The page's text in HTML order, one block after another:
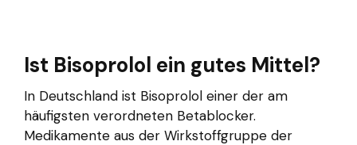
Ist Bisoprolol ein gutes Mittel?
In Deutschland ist Bisoprolol einer der am
häufigsten verordneten Betablocker.
Medikamente aus der Wirkstoffgruppe der